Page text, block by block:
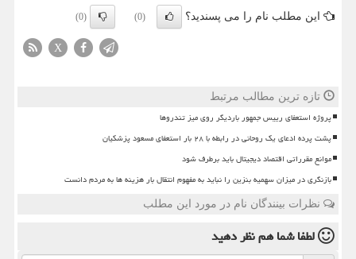
این مطلب نام را می پسندید؟ (0)
(0)
X
تازه ترین مطالب مرتبط
پروژه استعفای رییس جمهور باردیگر روی میز تندروها
پشت پرده ادعای یک روحانی در رابطه با ۲۸ بار استعفای مسعود پزشکیان
موانع مقرراتی اقتصاد دیجیتال باید برطرف شود
بازنگری در میزان سهمیه بنزین را نباید به مفهوم انتقال بار هزینه ها به مردم دانست
نظرات بینندگان نام در مورد این مطلب
لطفا شما همنظر دهید